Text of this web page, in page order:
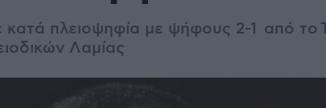
πλειοψηφία με ψήφους 2-1 από το
Λαμίας